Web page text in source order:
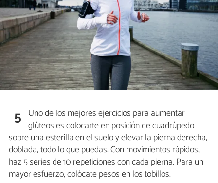
5 Uno de los mejores ejercicios para aumentar
glúteos es colocarte en posición de cuadrúpedo
sobre una esterilla en el suelo y elevar la pierna derecha,
doblada, todo lo que puedas. Con movimientos rápidos,
haz 5 series de 10 repeticiones con cada pierna. Para un
mayor esfuerzo, colócate pesos en los tobillos.